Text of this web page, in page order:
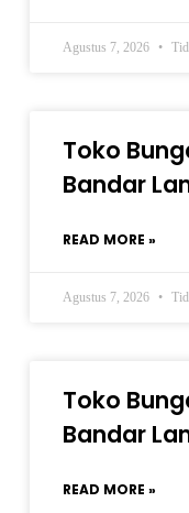
Agustus 7, 2026
Toko
Bandar
READ MORE »
Agustus 7, 2026
Toko
Bandar
READ MORE »